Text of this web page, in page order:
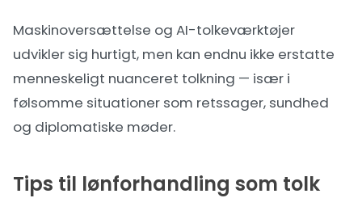
Maskinoversættelse og AI-tolkeværktøjer
udvikler sig hurtigt, men kan endnu ikke erstatte
menneskeligt nuanceret tolkning — især i
følsomme situationer som retssager, sundhed
og diplomatiske møder.
Tips til lønforhandling som tolk